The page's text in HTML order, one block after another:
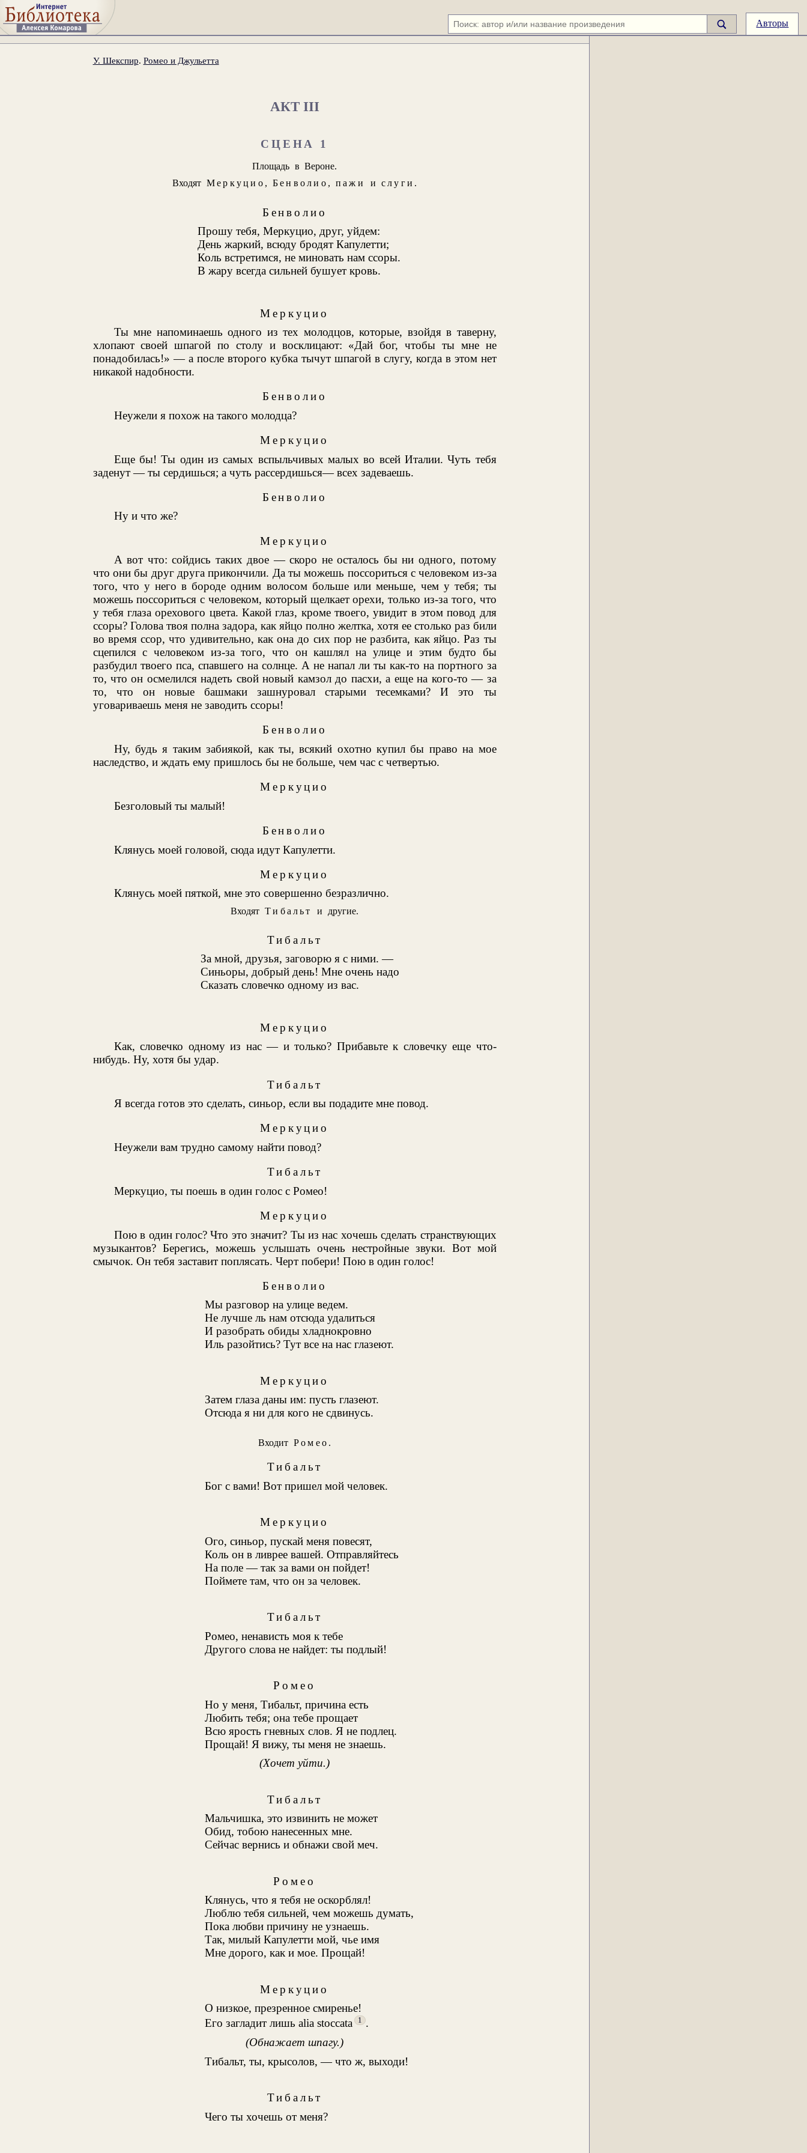
Авторы
У. Шекспир. Ромео и Джульетта
АКТ III
СЦЕНА 1
Площадь в Вероне.
Входят Меркуцио , Бенволио , пажи и слуги .
Бенволио
Прошу тебя, Меркуцио, друг, уйдем:
День жаркий, всюду бродят Капулетти;
Коль встретимся, не миновать нам ссоры.
В жару всегда сильней бушует кровь.
Меркуцио
Ты мне напоминаешь одного из тех молодцов, которые, взойдя в таверну,
хлопают своей шпагой по столу и восклицают: «Дай бог, чтобы ты мне не
понадобилась!» — а после второго кубка тычут шпагой в слугу, когда в этом нет
никакой надобности.
Бенволио
Неужели я похож на такого молодца?
Меркуцио
Еще бы! Ты один из самых вспыльчивых малых во всей Италии. Чуть тебя
заденут — ты сердишься; а чуть рассердишься— всех задеваешь.
Бенволио
Ну и что же?
Меркуцио
А вот что: сойдись таких двое — скоро не осталось бы ни одного, потому
что они бы друг друга прикончили. Да ты можешь поссориться с человеком из-за
того, что у него в бороде одним волосом больше или меньше, чем у тебя; ты
можешь поссориться с человеком, который щелкает орехи, только из-за того, что
у тебя глаза орехового цвета. Какой глаз, кроме твоего, увидит в этом повод для
ссоры? Голова твоя полна задора, как яйцо полно желтка, хотя ее столько раз били
во время ссор, что удивительно, как она до сих пор не разбита, как яйцо. Раз ты
сцепился с человеком из-за того, что он кашлял на улице и этим будто бы
разбудил твоего пса, спавшего на солнце. А не напал ли ты как-то на портного за
то, что он осмелился надеть свой новый камзол до пасхи, а еще на кого-то — за
то, что он новые башмаки зашнуровал старыми тесемками? И это ты
уговариваешь меня не заводить ссоры!
Бенволио
Ну, будь я таким забиякой, как ты, всякий охотно купил бы право на мое
наследство, и ждать ему пришлось бы не больше, чем час с четвертью.
Меркуцио
Безголовый ты малый!
Бенволио
Клянусь моей головой, сюда идут Капулетти.
Меркуцио
Клянусь моей пяткой, мне это совершенно безразлично.
ВходятТибальт и другие.
Тибальт
За мной, друзья, заговорю я с ними. —
Синьоры, добрый день! Мне очень надо
Сказать словечко одному из вас.
Меркуцио
Как, словечко одному из нас — и только? Прибавьте к словечку еще что-
нибудь. Ну, хотя бы удар.
Тибальт
Я всегда готов это сделать, синьор, если вы подадите мне повод.
Меркуцио
Неужели вам трудно самому найти повод?
Тибальт
Меркуцио, ты поешь в один голос с Ромео!
Меркуцио
Пою в один голос? Что это значит? Ты из нас хочешь сделать странствующих
музыкантов? Берегись, можешь услышать очень нестройные звуки. Вот мой
смычок. Он тебя заставит поплясать. Черт побери! Пою в один голос!
Бенволио
Мы разговор на улице ведем.
Не лучше ль нам отсюда удалиться
И разобрать обиды хладнокровно
Иль разойтись? Тут все на нас глазеют.
Меркуцио
Затем глаза даны им: пусть глазеют.
Отсюда я ни для кого не сдвинусь.
Входит Ромео .
Тибальт
Бог с вами! Вот пришел мой человек.
Меркуцио
Ого, синьор, пускай меня повесят,
Коль он в ливрее вашей. Отправляйтесь
На поле — так за вами он пойдет!
Поймете там, что он за человек.
Тибальт
Ромео, ненависть моя к тебе
Другого слова не найдет: ты подлый!
Ромео
Но у меня, Тибальт, причина есть
Любить тебя; она тебе прощает
Всю ярость гневных слов. Я не подлец.
Прощай! Я вижу, ты меня не знаешь.
(Хочет уйти.)
Тибальт
Мальчишка, это извинить не может
Обид, тобою нанесенных мне.
Сейчас вернись и обнажи свой меч.
Ромео
Клянусь, что я тебя не оскорблял!
Люблю тебя сильней, чем можешь думать,
Пока любви причину не узнаешь.
Так, милый Капулетти мой, чье имя
Мне дорого, как и мое. Прощай!
Меркуцио
О низкое, презренное смиренье!
Его загладит лишь alia stoccata
1 .
(Обнажает шпагу.)
Тибальт, ты, крысолов, — что ж, выходи!
Тибальт
Чего ты хочешь от меня?